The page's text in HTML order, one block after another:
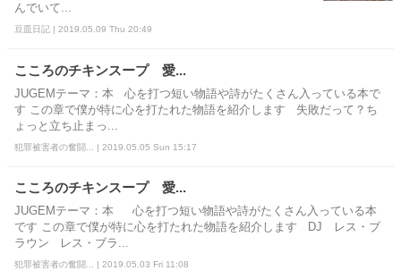
んでいて...
豆皿日記 | 2019.05.09 Thu 20:49
こころのチキンスープ 愛...
JUGEMテーマ：本 心を打つ短い物語や詩がたくさん入っている本で
す この章で僕が特に心を打たれた物語を紹介します 失敗だって？ち
ょっと立ち止まっ...
犯罪被害者の奮闘... | 2019.05.05 Sun 15:17
こころのチキンスープ 愛...
JUGEMテーマ：本 心を打つ短い物語や詩がたくさん入っている本
です この章で僕が特に心を打たれた物語を紹介します DJ レス・ブ
ラウン レス・ブラ...
犯罪被害者の奮闘... | 2019.05.03 Fri 11:08